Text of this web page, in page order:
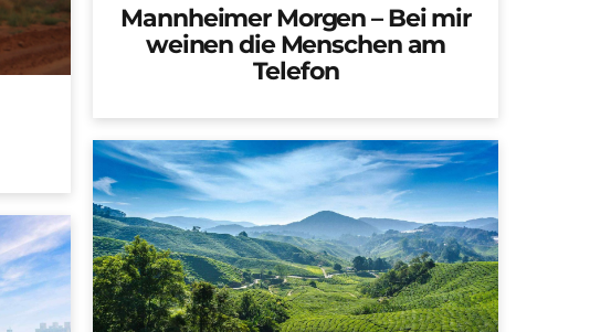
Mannheimer Morgen – Bei mir
weinen die Menschen am
Telefon